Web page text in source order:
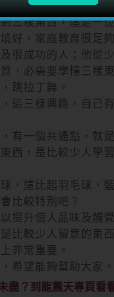
還是找一些有趣的
三樣東西，這是一
好，家庭教育很足
很成功的人；他從
，必需要學懂三樣
跳拉丁舞。
這三樣興趣，自己
有一個共通點，就
西，是比較少人學
，這比起羽毛球，
比較特別吧？
提升個人品味及觸覺
比較少人留意的東
非常重要。
希望能夠幫助大家。
盡？到龍震天專頁看